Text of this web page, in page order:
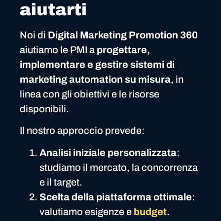
aiutarti
Noi di Digital Marketing Promotion 360
aiutiamo le PMI a progettare,
implementare e gestire sistemi di
marketing automation su misura, in
linea con gli obiettivi e le risorse
disponibili.
Il nostro approccio prevede:
Analisi iniziale personalizzata:
studiamo il mercato, la concorrenza
e il target.
Scelta della piattaforma ottimale:
valutiamo esigenze e budget.